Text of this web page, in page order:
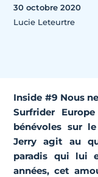
30 octobre 2020
Lucie Leteurtre
Inside #9 Nous
Surfrider
bénévoles sur
Jerry agit au
paradis qui lui
années, cet